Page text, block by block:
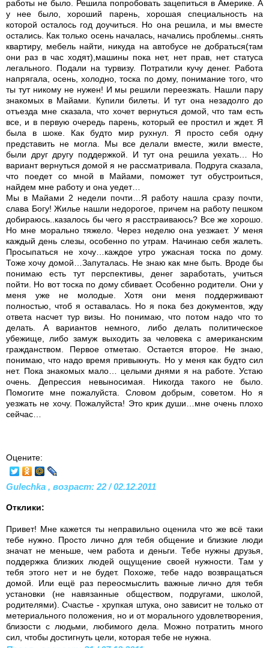
работы не было. Решила попробовать зацепиться в Америке. А
у нее было, хороший парень, хорошая специальность на
которой осталось год доучиться. Но она решила, и мы вместе
остались. Как только осень началась, начались проблемы..снять
квартиру, мебель найти, никуда на автобусе не добраться(там
они раз в час ходят),машины пока нет, нет прав, нет статуса
легального. Подали на турвизу. Потратили кучу денег. Работа
напрягала, осень, холодно, тоска по дому, понимание того, что
ты тут никому не нужен! И мы решили переезжать. Нашли пару
знакомых в Майами. Купили билеты. И тут она незадолго до
отъезда мне сказала, что хочет вернуться домой, что там есть
все, и в первую очередь парень, который ее простил и ждет. Я
была в шоке. Как будто мир рухнул. Я просто себя одну
представить не могла. Мы все делали вместе, жили вместе,
были друг другу поддержкой. И тут она решила уехать… Но
вариант вернуться домой я не рассматривала. Подруга сказала,
что поедет со мной в Майами, поможет тут обустроиться,
найдем мне работу и она уедет…
Мы в Майами 2 недели почти…Я работу нашла сразу почти,
слава Богу! Жилье нашли недорогое, причем на работу пешком
добираюсь..казалось бы чего я расстраиваюсь? Все же хорошо.
Но мне морально тяжело. Через неделю она уезжает. У меня
каждый день слезы, особенно по утрам. Начинаю себя жалеть.
Просыпаться не хочу…каждое утро ужасная тоска по дому.
Тоже хочу домой…Запуталась. Не знаю как мне быть. Вроде бы
понимаю есть тут перспективы, денег заработать, учиться
пойти. Но вот тоска по дому сбивает. Особенно родители. Они у
меня уже не молодые. Хотя они меня поддерживают
полностью, чтоб я оставалась. Но я пока без документов, жду
ответа насчет тур визы. Но понимаю, что потом надо что то
делать. А вариантов немного, либо делать политическое
убежище, либо замуж выходить за человека с американским
гражданством. Первое отметаю. Остается второе. Не знаю,
понимаю, что надо время привыкнуть. Но у меня как будто сил
нет. Пока знакомых мало… целыми днями я на работе. Устаю
очень. Депрессия невыносимая. Никогда такого не было.
Помогите мне пожалуйста. Словом добрым, советом. Но я
уезжать не хочу. Пожалуйста! Это крик души…мне очень плохо
сейчас…
Оцените:
Gulechka , возраст: 22 / 02.12.2011
Отклики:
Привет! Мне кажется ты неправильно оценила что же всё таки
тебе нужно. Просто лично для тебя общение и близкие люди
значат не меньше, чем работа и деньги. Тебе нужны друзья,
поддержка близких людей ощущение своей нужности. Там у
тебя этого нет и не будет. Похоже, тебе надо возвращаться
домой. Или ещё раз переосмыслить важные лично для тебя
установки (не навязанные обществом, подругами, школой,
родителями). Счастье - хрупкая штука, оно зависит не только от
метериального положения, но и от морального удовлетворения,
близости с людьми, любимого дела. Можно потратить много
сил, чтобы достигнуть цели, которая тебе не нужна.